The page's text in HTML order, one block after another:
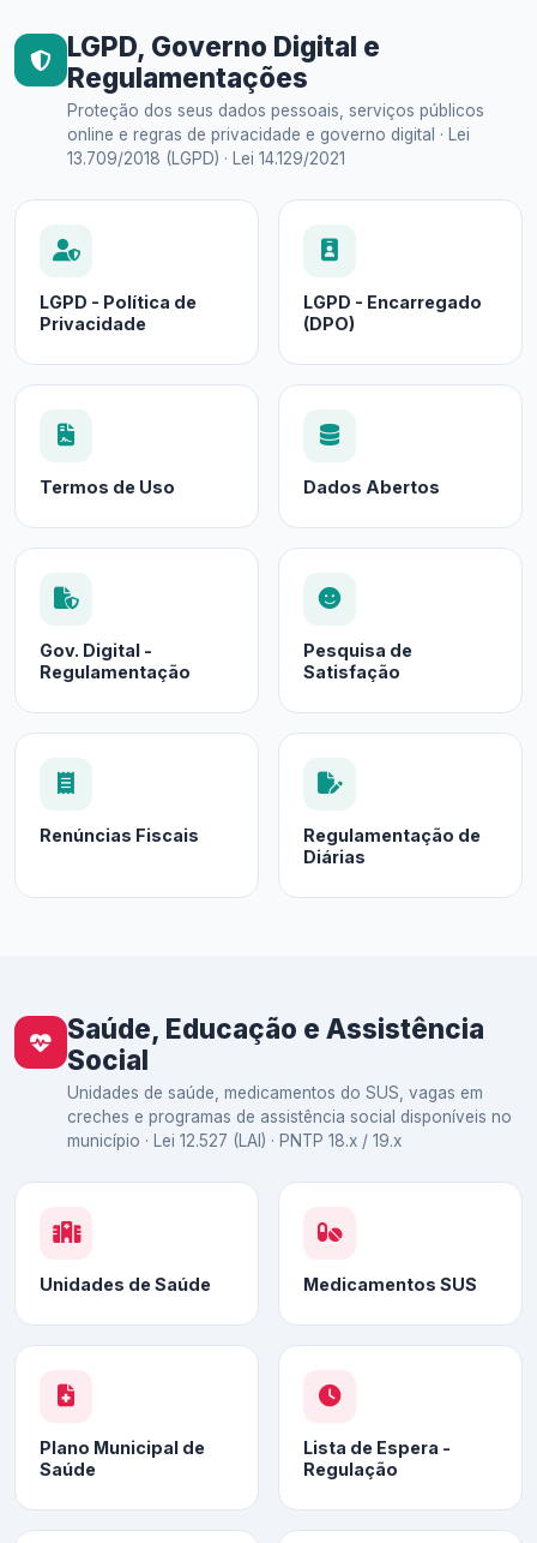
LGPD, Governo Digital e
Regulamentações
Proteção dos seus dados pessoais, serviços públicos
online e regras de privacidade e governo digital · Lei
13.709/2018 (LGPD) · Lei 14.129/2021
LGPD - Política de
Privacidade
LGPD - Encarregado
(DPO)
Termos de Uso Dados Abertos
Gov. Digital -
Regulamentação
Pesquisa de
Satisfação
Renúncias Fiscais
Regulamentação de
Diárias
Saúde, Educação e Assistência
Social
Unidades de saúde, medicamentos do SUS, vagas em
creches e programas de assistência social disponíveis no
município · Lei 12.527 (LAI) · PNTP 18.x / 19.x
Unidades de Saúde Medicamentos SUS
Plano Municipal de
Saúde
Lista de Espera -
Regulação